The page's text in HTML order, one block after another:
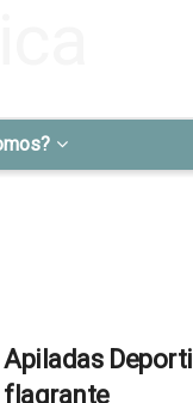
Apiladas
flagrante